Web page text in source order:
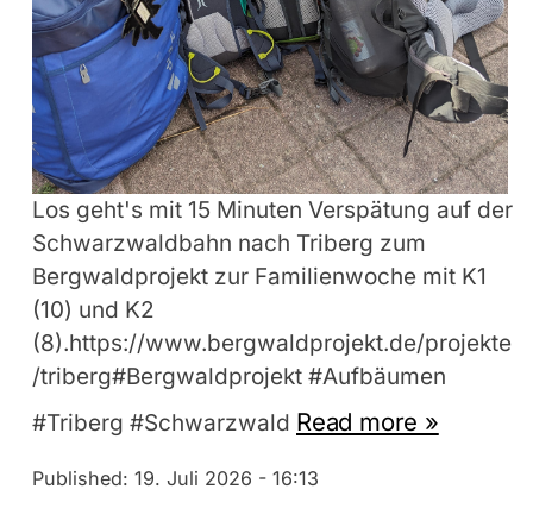
Los geht's mit 15 Minuten Verspätung auf der
Schwarzwaldbahn nach Triberg zum
Bergwaldprojekt zur Familienwoche mit K1
(10) und K2
(8).https://www.bergwaldprojekt.de/projekte
/triberg#Bergwaldprojekt #Aufbäumen
#Triberg #Schwarzwald Read more »
Published: 19. Juli 2026 - 16:13